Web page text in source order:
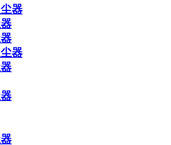
器
器